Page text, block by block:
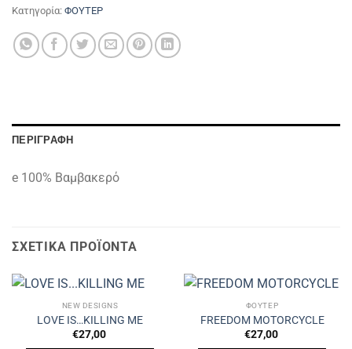
Κατηγορία: ΦΟΥΤΕΡ
ΠΕΡΙΓΡΑΦΉ
e 100% Βαμβακερό
ΣΧΕΤΙΚΆ ΠΡΟΪΌΝΤΑ
NEW DESIGNS
LOVE IS…KILLING ME
€27,00
ΦΟΥΤΕΡ
FREEDOM MOTORCYCLE
€27,00